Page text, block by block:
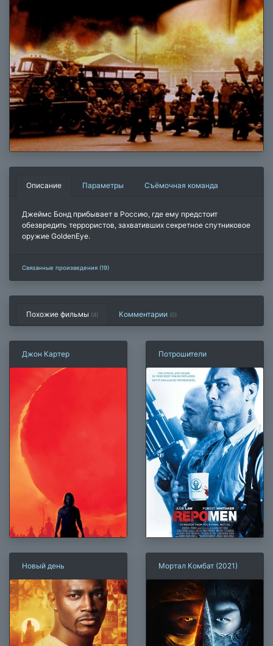
Описание Параметры Съёмочная команда
Джеймс Бонд прибывает в Россию, где ему предстоит
обезвредить террористов, захвативших секретное спутниковое
оружие GoldenEye.
Связанные произведения (19)
Похожие фильмы (4) Комментарии (0)
Джон Картер Потрошители
Новый день Мортал Комбат (2021)